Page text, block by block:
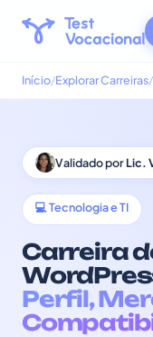
Início Explorar Carreiras
Validado porLic.
💻 Tecnologia e TI
Carreira
Perfil,